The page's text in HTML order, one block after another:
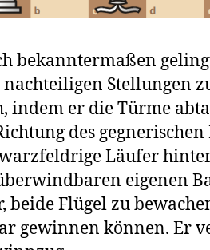
bekanntermaßen
nachteiligen Stellungen
indem er die Türme
des
Läufer
eigenen
beide Flügel zu
gewinnen können. Er